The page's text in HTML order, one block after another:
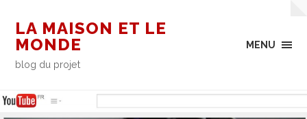
LA MAISON ET LE
MONDE
blog du projet
MENU